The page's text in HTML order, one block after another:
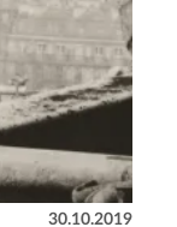
30.10.2019